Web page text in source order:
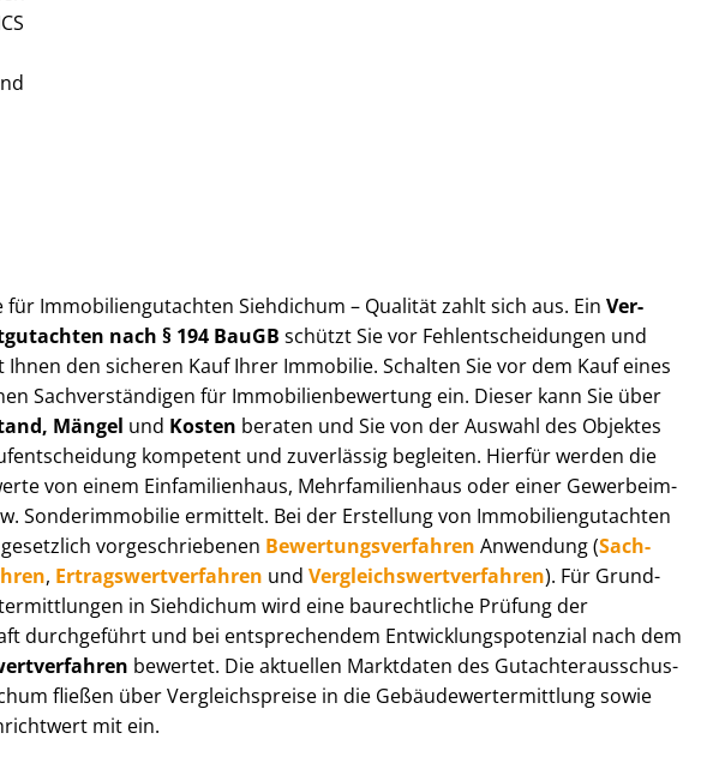
für Im­mo­bi­li­en­gut­ach­ten Siehdichum – Qualität zahlt sich aus. Ein Ver­
nach § 194 BauGB schützt Sie vor Fehl­ent­schei­dun­gen und
den sicheren Kauf Ihrer Immobilie. Schalten Sie vor dem Kauf eines
Sach­ver­stän­di­gen für Im­mo­bi­li­en­be­wer­tung ein. Dieser kann Sie über
Mängel und Kosten beraten und Sie von der Auswahl des Objektes
kompetent und zuverlässig begleiten. Hierfür werden die
von einem Einfamilienhaus, Mehr­fa­mi­li­en­haus oder einer Ge­wer­be­im­
Sonderimmobilie ermittelt. Bei der Erstellung von Im­mo­bi­li­en­gut­ach­ten
vor­ge­schrie­be­nen Be­wer­tungs­ver­fah­ren Anwendung (Sach­
, Er­trags­wert­ver­fah­ren und Ver­gleichs­wert­ver­fah­ren). Für Grund­
in Siehdichum wird eine baurechtliche Prüfung der
durchgeführt und bei entsprechendem Ent­wick­lungs­po­ten­zi­al nach dem
bewertet. Die aktuellen Marktdaten des Gut­ach­ter­aus­schus­
fließen über Ver­gleichs­prei­se in die Ge­bäu­de­wert­ermitt­lung sowie
mit ein.